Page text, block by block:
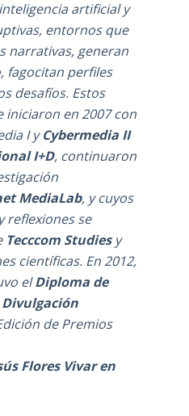
artificial y
entornos que
narrativas, generan
fagocitan perfiles
desafíos. Estos
iniciaron en 2007 con
I yCybermedia II
I+D, continuaron
MediaLab, y cuyos
reflexiones se
Tecccom Studiesy
científicas. En 2012,
elDiploma de
de Premios